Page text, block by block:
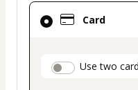
Card
Use two
Card
selected
method